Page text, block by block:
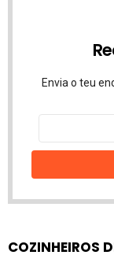
Envia o teu
Endereço
email
COZINHEIROS